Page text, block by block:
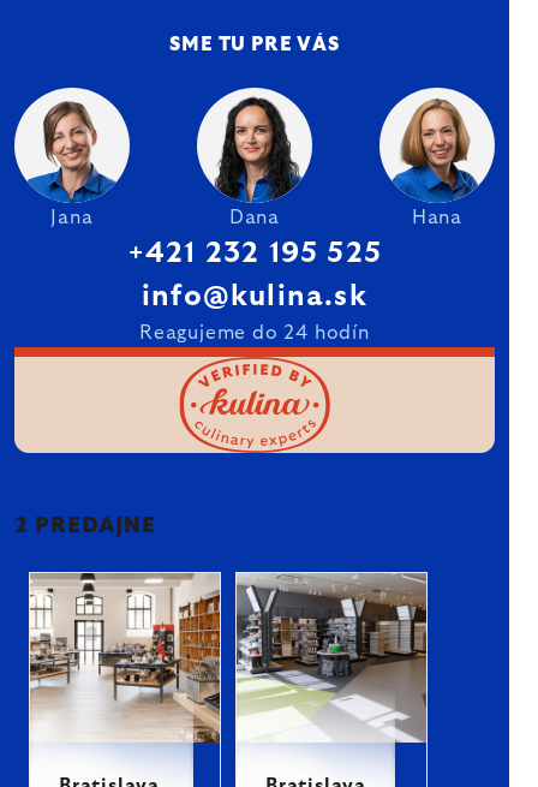
SME TU PRE VÁS
Jana Dana Hana
+421 232 195 525
info@kulina.sk
Reagujeme do 24 hodín
2 PREDAJNE